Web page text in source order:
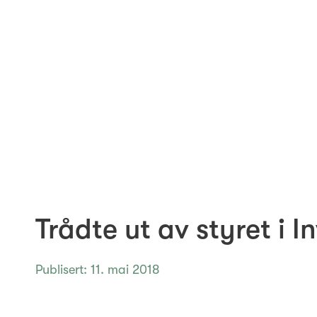
Trådte ut av styret i
Publisert: 11. mai 2018